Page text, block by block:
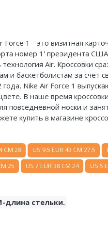
Force 1 - это визитная
номер 1' президента
Air. Кроссовки
и баскетболистам за счёт
Nike Air Force 1
В наше время
повседневной носки и
купить в магазине
CM 28 US 9.5 EUR 43 CM 27.5
25 US 7 EUR 38 CM 24
US 5
длина стельки.